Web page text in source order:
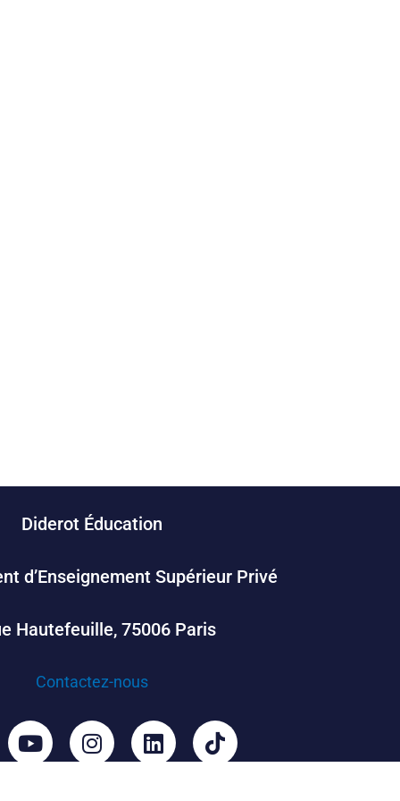
Diderot Éducation
d’Enseignement Supérieur Privé
Hautefeuille, 75006 Paris
Contactez-nous
Y
o
I
n
L
i
T
i